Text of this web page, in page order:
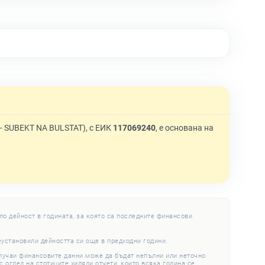
SUBEKT NA BULSTAT), с ЕИК 117069240, е основана на
дейност в годината, за която са последните финансови
дейността си още в предходни години.
финансовите данни може да бъдат непълни или неточно